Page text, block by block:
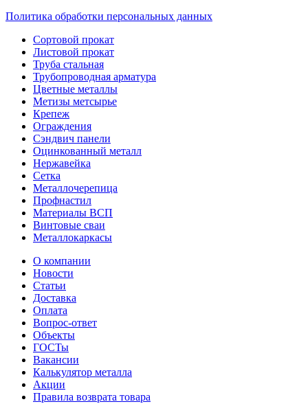
Политика обработки персональных данных
Сортовой прокат
Листовой прокат
Труба стальная
Трубопроводная арматура
Цветные металлы
Метизы метсырье
Крепеж
Ограждения
Сэндвич панели
Оцинкованный металл
Нержавейка
Сетка
Металлочерепица
Профнастил
Материалы ВСП
Винтовые сваи
Металлокаркасы
О компании
Новости
Статьи
Доставка
Оплата
Вопрос-ответ
Объекты
ГОСТы
Вакансии
Калькулятор металла
Акции
Правила возврата товара